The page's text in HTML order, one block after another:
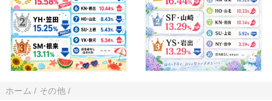
ホーム / その他/